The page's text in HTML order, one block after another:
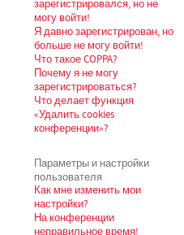
зарегистрировался, но не
могу войти!
Я давно зарегистрирован, но
больше не могу войти!
Что такое COPPA?
Почему я не могу
зарегистрироваться?
Что делает функция
«Удалить cookies
конференции»?
Параметры и настройки
пользователя
Как мне изменить мои
настройки?
На конференции
неправильное время!